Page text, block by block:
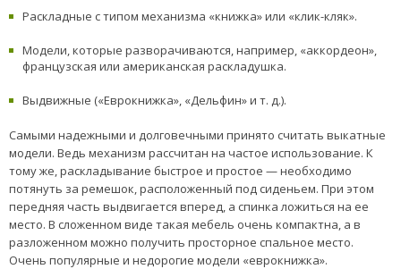
Раскладные с типом механизма «книжка» или «клик-кляк».
Модели, которые разворачиваются, например, «аккордеон»,
французская или американская раскладушка.
Выдвижные («Еврокнижка», «Дельфин» и т. д.).
Самыми надежными и долговечными принято считать выкатные
модели. Ведь механизм рассчитан на частое использование. К
тому же, раскладывание быстрое и простое — необходимо
потянуть за ремешок, расположенный под сиденьем. При этом
передняя часть выдвигается вперед, а спинка ложиться на ее
место. В сложенном виде такая мебель очень компактна, а в
разложенном можно получить просторное спальное место.
Очень популярные и недорогие модели «еврокнижка».